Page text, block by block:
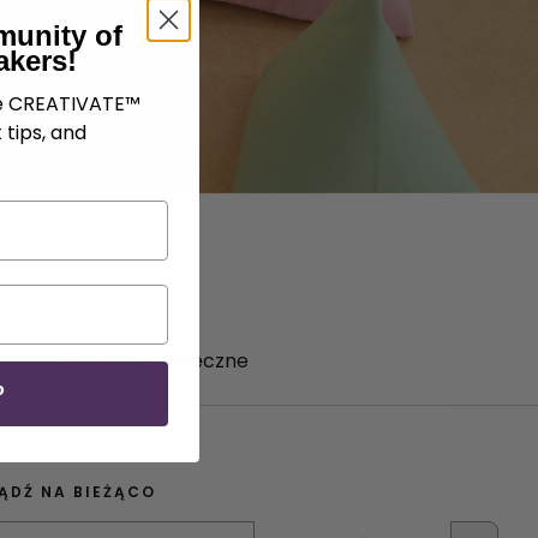
to małe, poręczne
NA BIEŻĄCO
of
and